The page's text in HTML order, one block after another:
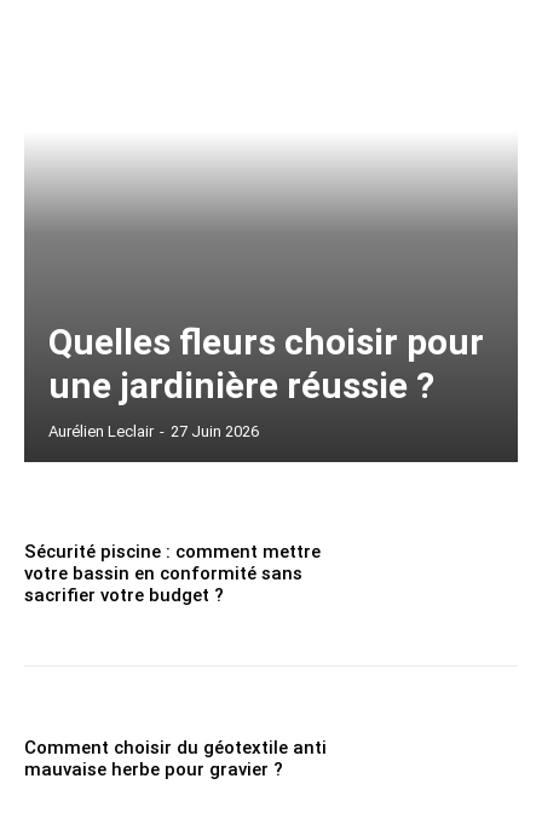
Quelles fleurs choisir pour
une jardinière réussie ?
Aurélien Leclair - 27 Juin 2026
Sécurité piscine : comment mettre
votre bassin en conformité sans
sacrifier votre budget ?
Comment choisir du géotextile anti
mauvaise herbe pour gravier ?